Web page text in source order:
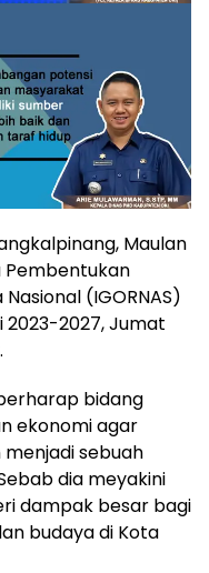
Maulan
Pembentukan
(IGORNAS)
2023-2027, Jumat
bidang
ekonomi agar
sebuah
dia meyakini
dampak besar bagi
budaya di Kota